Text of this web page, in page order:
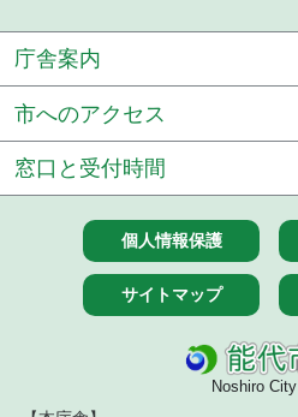
庁舎案内
市へのアクセス
窓口と受付時間
個人情報保護
サイトマップ
Noshiro City